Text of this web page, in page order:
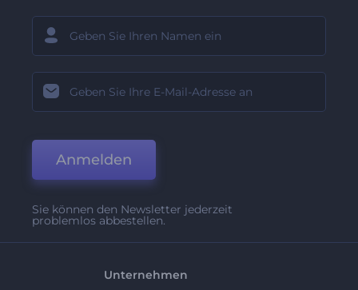
Anmelden
Sie können den Newsletter jederzeit
problemlos abbestellen.
Unternehmen